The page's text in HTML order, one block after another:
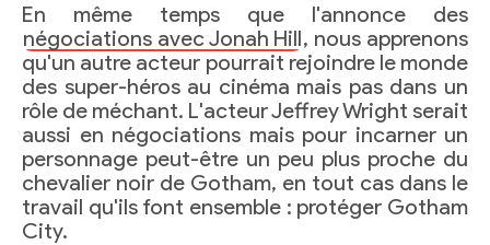
En même temps que l'annonce des
négociations avec Jonah Hill, nous apprenons
qu'un autre acteur pourrait rejoindre le monde
des super-héros au cinéma mais pas dans un
rôle de méchant. L'acteur Jeffrey Wright serait
aussi en négociations mais pour incarner un
personnage peut-être un peu plus proche du
chevalier noir de Gotham, en tout cas dans le
travail qu'ils font ensemble : protéger Gotham
City.